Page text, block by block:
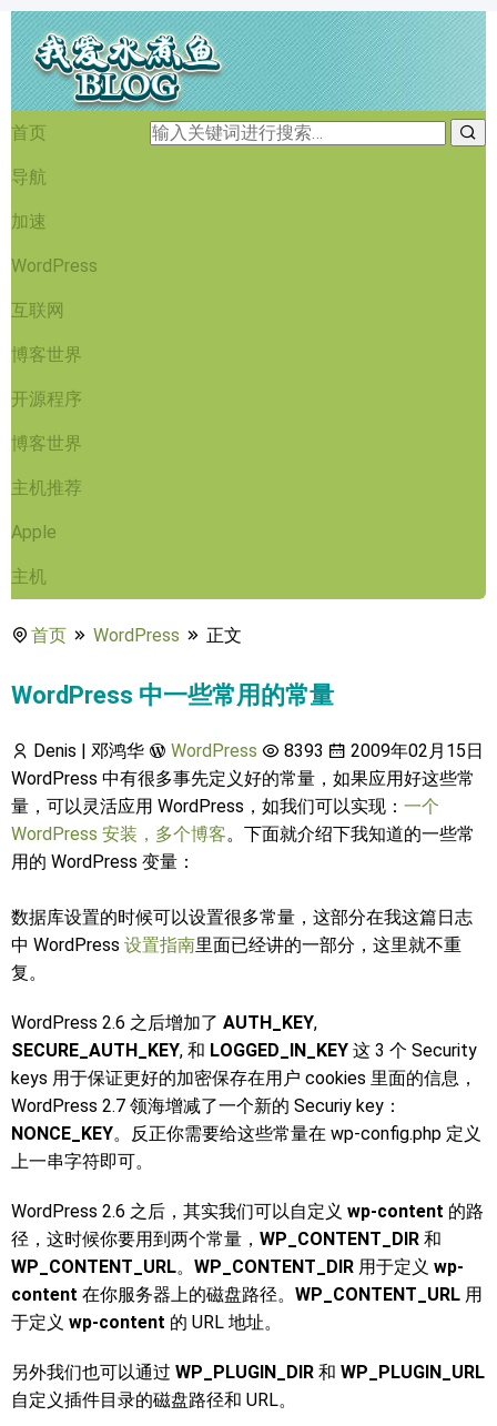
首页
导航
加速
WordPress
互联网
博客世界
开源程序
博客世界
主机推荐
Apple
主机
首页 WordPress 正文
WordPress 中一些常用的常量
Denis | 邓鸿华 WordPress 8393
2009年02月15日
WordPress 中有很多事先定义好的常量，如果应用好这些常
量，可以灵活应用 WordPress，如我们可以实现： 一个
WordPress 安装，多个博客。下面就介绍下我知道的一些常
用的 WordPress 变量：
数据库设置的时候可以设置很多常量，这部分在我这篇日志
中 WordPress 设置指南里面已经讲的一部分，这里就不重
复。
WordPress 2.6 之后增加了 AUTH_KEY,
SECURE_AUTH_KEY, 和 LOGGED_IN_KEY 这 3 个 Security
keys 用于保证更好的加密保存在用户 cookies 里面的信息，
WordPress 2.7 领海增减了一个新的 Securiy key：
NONCE_KEY。反正你需要给这些常量在 wp-config.php 定义
上一串字符即可。
WordPress 2.6 之后，其实我们可以自定义 wp-content 的路
径，这时候你要用到两个常量， WP_CONTENT_DIR 和
WP_CONTENT_URL。 WP_CONTENT_DIR 用于定义 wp-
content 在你服务器上的磁盘路径。 WP_CONTENT_URL 用
于定义 wp-content 的 URL 地址。
另外我们也可以通过 WP_PLUGIN_DIR 和 WP_PLUGIN_URL
自定义插件目录的磁盘路径和 URL。